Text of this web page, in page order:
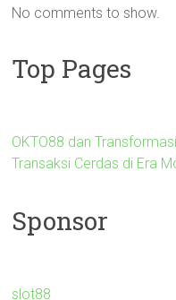
No comments to show.
Top Pages
OKTO88 dan
Transaksi Cerdas di Era
Sponsor
slot88